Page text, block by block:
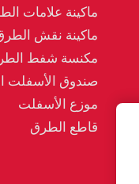
ماكينة علامات
ماكينة نقش
مكنسة شفط
صندوق الأسفلت
موزع الأسفلت
قاطع الطرق